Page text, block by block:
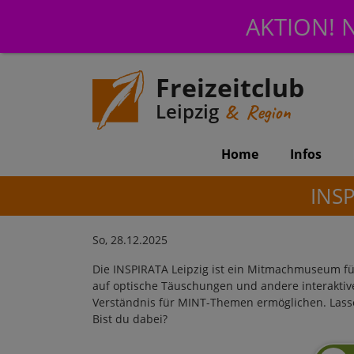
AKTION!
Freizeitclub
Leipzig & Region
Home Infos
So, 28.12.2025
Die INSPIRATA Leipzig ist ein
auf optische Täuschungen und andere
Verständnis für MINT-Themen ermöglichen.
Bist du dabei?